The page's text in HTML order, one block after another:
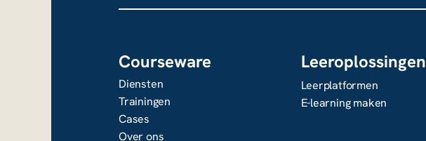
Courseware
Diensten
Trainingen
Cases
Over ons
Leeroplossingen
Leerplatformen
E-learning maken